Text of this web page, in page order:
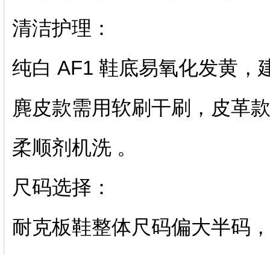
‌清洁护理‌：
纯白 AF1 鞋底易氧化发黄，
麂皮款需用软刷干刷，皮革
柔顺剂机洗 。‌‌
‌尺码选择‌：
耐克板鞋整体尺码‌偏大半码‌